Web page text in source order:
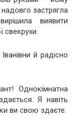
застрягла
виявити
свекрухи.
й радісно
Однокімнатна
Я навіть
ви свою здаєте.